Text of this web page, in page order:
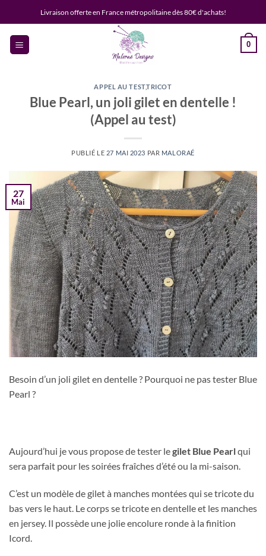
au
contenu
Livraison offerte en France métropolitaine dès 80€ d'achats!
0
APPEL AU TEST,TRICOT
Blue Pearl, un joli gilet en dentelle !
(Appel au test)
PUBLIÉ LE 27 MAI 2023 PAR MALORAÉ
27
Mai
Besoin d’un joli gilet en dentelle ? Pourquoi ne pas tester Blue
Pearl ?
Aujourd’hui je vous propose de tester legilet Blue Pearlqui
sera parfait pour les soirées fraîches d’été ou la mi-saison.
C’est un modèle de gilet à manches montées qui se tricote du
bas vers le haut. Le corps se tricote en dentelle et les manches
en jersey. Il possède une jolie encolure ronde à la finition
Icord.